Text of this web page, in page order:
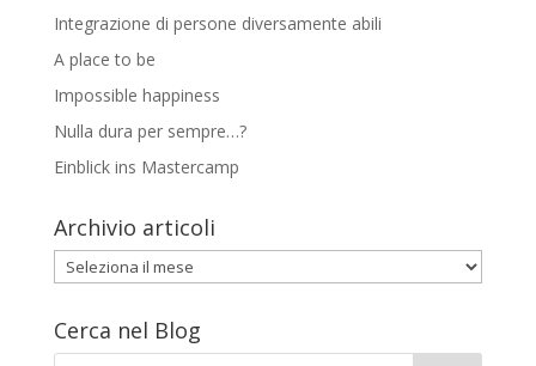
Integrazione di persone diversamente abili
A place to be
Impossible happiness
Nulla dura per sempre…?
Einblick ins Mastercamp
Archivio articoli
Archivio
articoli
Cerca nel Blog